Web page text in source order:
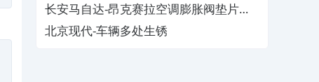
长安马自达-昂克赛拉空调膨胀阀垫片生
锈
北京现代-车辆多处生锈